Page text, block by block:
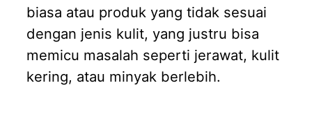
biasa atau produk yang tidak sesuai
dengan jenis kulit, yang justru bisa
memicu masalah seperti jerawat, kulit
kering, atau minyak berlebih.